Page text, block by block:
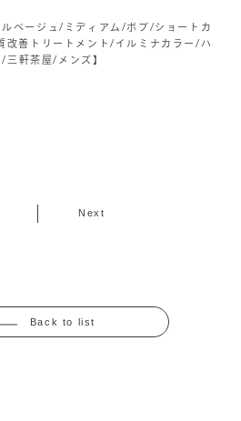
ルベージュ/ミディアム/ボブ/ショートカ
改善トリートメント/イルミナカラー/ハ
軒茶屋/メンズ】
Next
Back to list